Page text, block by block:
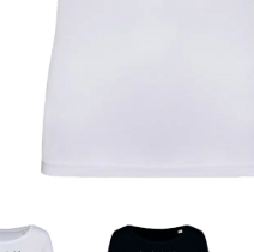
Clicca per ingrandire